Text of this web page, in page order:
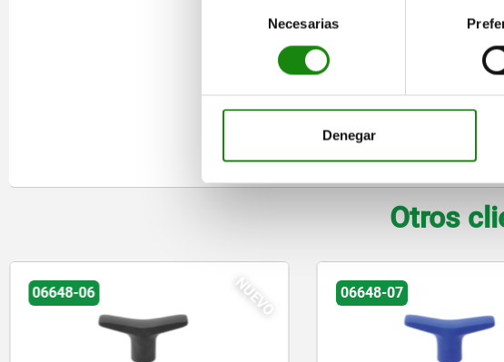
consentimiento
Necesarias
Denegar
Otros
NUEVO
06648-07 06648-08